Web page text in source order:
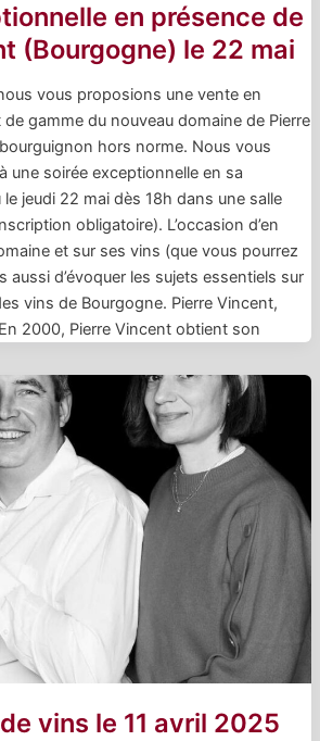
en présence de
(Bourgogne) le 22 mai
vous proposions une vente en
gamme du nouveau domaine de Pierre
hors norme. Nous vous
une soirée exceptionnelle en sa
le jeudi 22 mai dès 18h dans une salle
obligatoire). L’occasion d’en
et sur ses vins (que vous pourrez
aussi d’évoquer les sujets essentiels sur
vins de Bourgogne. Pierre Vincent,
2000, Pierre Vincent obtient son
vins le 11 avril 2025